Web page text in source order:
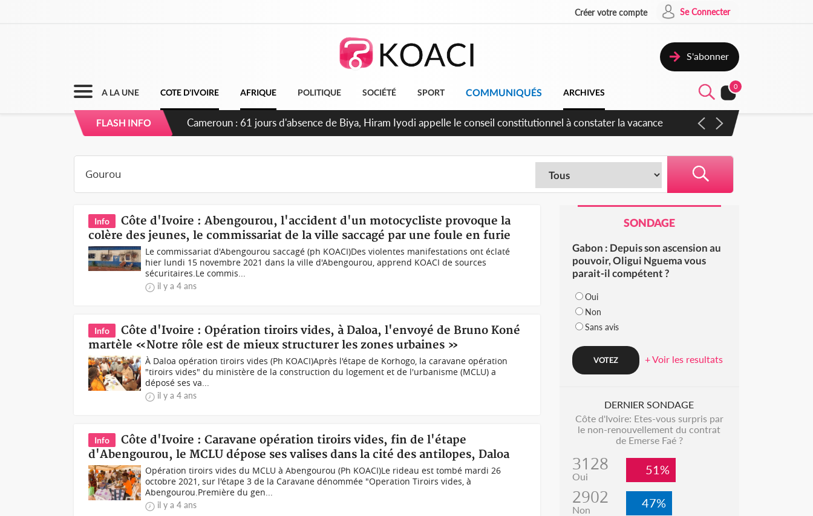
Créer votre compte Se Connecter
S'abonner
A LA UNE COTE D'IVOIRE AFRIQUE POLITIQUE SOCIÉTÉ SPORT COMMUNIQUÉS ARCHIVES
0
FLASH INFO
Cameroun : 61 jours d'absence de Biya, Hiram Iyodi appelle le conseil constitutionnel à constater la vacance
Info
Côte d'Ivoire : Abengourou, l'accident d'un motocycliste provoque la
colère des jeunes, le commissariat de la ville saccagé par une foule en furie
Le commissariat d'Abengourou saccagé (ph KOACI)Des violentes manifestations ont éclaté
hier lundi 15 novembre 2021 dans la ville d'Abengourou, apprend KOACI de sources
sécuritaires.Le commis...
il y a 4 ans
Info
Côte d'Ivoire : Opération tiroirs vides, à Daloa, l'envoyé de Bruno Koné
martèle «Notre rôle est de mieux structurer les zones urbaines »
À Daloa opération tiroirs vides (Ph KOACI)Après l'étape de Korhogo, la caravane opération
"tiroirs vides" du ministère de la construction du logement et de l'urbanisme (MCLU) a
déposé ses va...
il y a 4 ans
Info
Côte d'Ivoire : Caravane opération tiroirs vides, fin de l'étape
d'Abengourou, le MCLU dépose ses valises dans la cité des antilopes, Daloa
Opération tiroirs vides du MCLU à Abengourou (Ph KOACI)Le rideau est tombé mardi 26
octobre 2021, sur l'étape 3 de la Caravane dénommée "Operation Tiroirs vides, à
Abengourou.Première du gen...
il y a 4 ans
SONDAGE
Gabon : Depuis son ascension au
pouvoir, Oligui Nguema vous
parait-il compétent ?
Oui
Non
Sans avis
+ Voir les resultats
DERNIER SONDAGE
Côte d'Ivoire: Etes-vous surpris par
le non-renouvellement du contrat
de Emerse Faé ?
3128
Oui 51%
2902
Non 47%